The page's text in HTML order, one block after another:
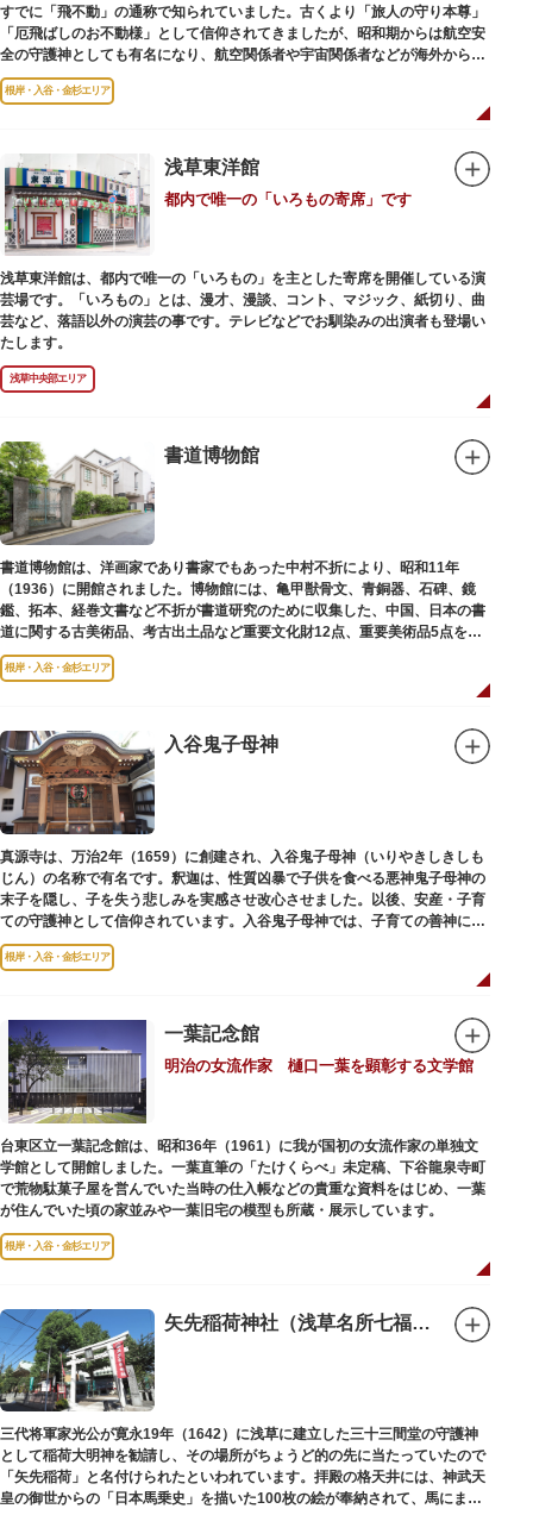
すでに「飛不動」の通称で知られていました。古くより「旅人の守り本尊」
「厄飛ばしのお不動様」として信仰されてきましたが、昭和期からは航空安
全の守護神としても有名になり、航空関係者や宇宙関係者などが海外からも
多く参拝に訪れます。
根岸・入谷・金杉エリア
浅草東洋館
都内で唯一の「いろもの寄席」です
浅草東洋館は、都内で唯一の「いろもの」を主とした寄席を開催している演
芸場です。「いろもの」とは、漫才、漫談、コント、マジック、紙切り、曲
芸など、落語以外の演芸の事です。テレビなどでお馴染みの出演者も登場い
たします。
浅草中央部エリア
書道博物館
書道博物館は、洋画家であり書家でもあった中村不折により、昭和11年
（1936）に開館されました。博物館には、亀甲獣骨文、青銅器、石碑、鏡
鑑、拓本、経巻文書など不折が書道研究のために収集した、中国、日本の書
道に関する古美術品、考古出土品など重要文化財12点、重要美術品5点を含
む約16000点が収蔵されています。
根岸・入谷・金杉エリア
入谷鬼子母神
真源寺は、万治2年（1659）に創建され、入谷鬼子母神（いりやきしきしも
じん）の名称で有名です。釈迦は、性質凶暴で子供を食べる悪神鬼子母神の
末子を隠し、子を失う悲しみを実感させ改心させました。以後、安産・子育
ての守護神として信仰されています。入谷鬼子母神では、子育ての善神にな
った由来からツノのない「おに」の文字を使っています。
根岸・入谷・金杉エリア
一葉記念館
明治の女流作家 樋口一葉を顕彰する文学館
台東区立一葉記念館は、昭和36年（1961）に我が国初の女流作家の単独文
学館として開館しました。一葉直筆の「たけくらべ」未定稿、下谷龍泉寺町
で荒物駄菓子屋を営んでいた当時の仕入帳などの貴重な資料をはじめ、一葉
が住んでいた頃の家並みや一葉旧宅の模型も所蔵・展示しています。
根岸・入谷・金杉エリア
矢先稲荷神社（浅草名所七福神 福禄寿）
三代将軍家光公が寛永19年（1642）に浅草に建立した三十三間堂の守護神
として稲荷大明神を勧請し、その場所がちょうど的の先に当たっていたので
「矢先稲荷」と名付けられたといわれています。拝殿の格天井には、神武天
皇の御世からの「日本馬乗史」を描いた100枚の絵が奉納されて、馬にまつ